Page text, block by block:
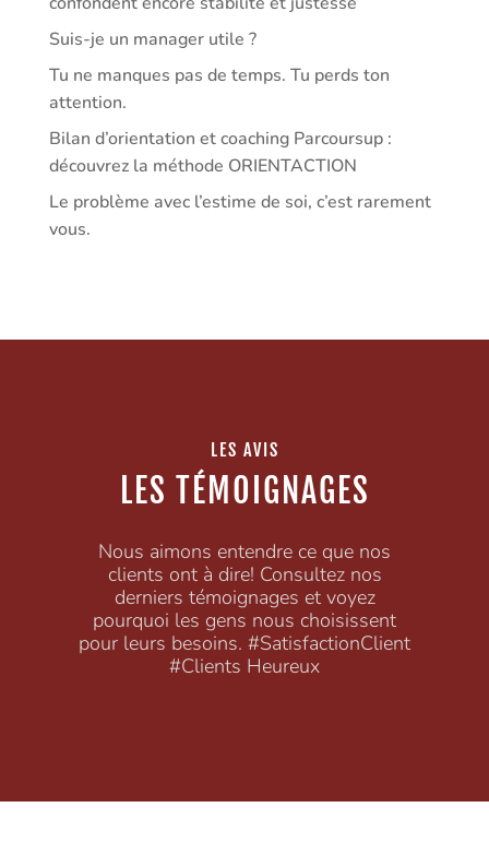
Suis-je un manager utile ?
Tu ne manques pas de temps. Tu perds ton
attention.
Bilan d’orientation et coaching Parcoursup :
découvrez la méthode ORIENTACTION
Le problème avec l’estime de soi, c’est rarement
vous.
LES AVIS
LES TÉMOIGNAGES
Nous aimons entendre ce que nos
clients ont à dire! Consultez nos
derniers témoignages et voyez
pourquoi les gens nous choisissent
pour leurs besoins. #SatisfactionClient
#Clients Heureux